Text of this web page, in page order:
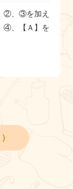
②、③を加え
④、【Ａ】を